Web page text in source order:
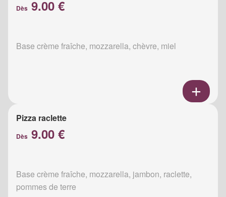
Dès 9.00 €
Base crème fraîche, mozzarella, chèvre, miel
Pizza raclette
Dès 9.00 €
Base crème fraîche, mozzarella, jambon, raclette,
pommes de terre